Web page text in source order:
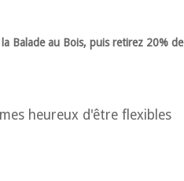
Balade au Bois, puis retirez 20% de
heureux d'être flexibles